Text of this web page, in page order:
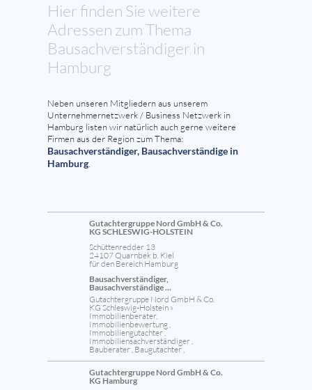
Hier finden Sie weitere
Adressen zum Thema
Bausachverständiger in
Hamburg
Neben unseren Mitgliedern aus unserem
Unternehmernetzwerk / Business Netzwerk in
Hamburg listen wir natürlich auch gerne weitere
Firmen aus der Region zum Thema:
Bausachverständiger, Bausachverständige in
Hamburg
Gutachtergruppe Nord GmbH & Co.
KG SCHLESWIG-HOLSTEIN
Schüttenredder 13
24107 Quarnbek b. Kiel
für den Bereich Hamburg
Bausachverständiger,
Bausachverständige ...
Gutachtergruppe Nord GmbH & Co.
KG Schleswig-Holstein »
Immobilienberater,
Immobilienbewertung ,
Immobiliengutachter ,
Immobiliensachverständiger ,
Bauberater , Baugutachter ,
Gutachtergruppe Nord GmbH & Co.
KG Hamburg